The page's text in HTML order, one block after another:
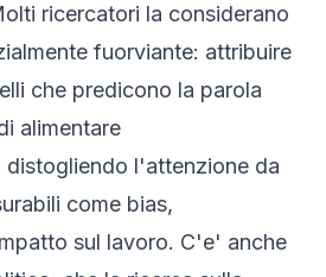
ricercatori la considerano
fuorviante: attribuire
che predicono la parola
alimentare
l'attenzione da
come bias,
sul lavoro. C'e' anche